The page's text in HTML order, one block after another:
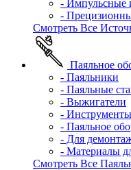
- Импульсные
-
Смотреть Все
Паяльное
- Паяльники
- Паяльные
- Выжигатели
- Инструменты
- Паяльное
- Для
- Материалы
Смотреть Все